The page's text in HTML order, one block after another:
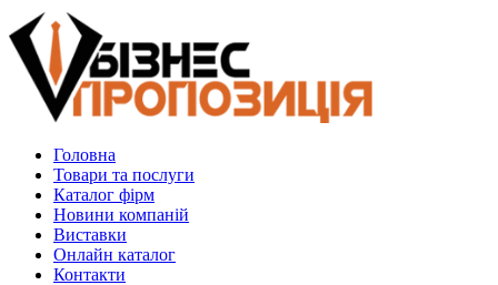
Головна
Товари та послуги
Каталог фірм
Новини компаній
Виставки
Онлайн каталог
Контакти